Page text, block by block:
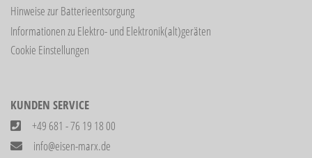
Hinweise zur Batterieentsorgung
Informationen zu Elektro- und Elektronik(alt)geräten
Cookie Einstellungen
KUNDEN SERVICE
+49 681 - 76 19 18 00
info@eisen-marx.de